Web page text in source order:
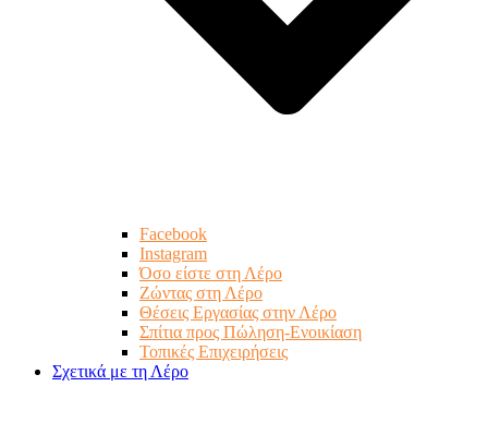
Facebook
Instagram
Όσο είστε στη Λέρο
Ζώντας στη Λέρο
Θέσεις Εργασίας στην Λέρο
Σπίτια προς Πώληση-Ενοικίαση
Τοπικές Επιχειρήσεις
Σχετικά με τη Λέρο